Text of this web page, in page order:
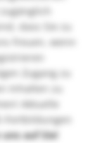
dass Sie zu
freuen, wenn
Zugang zu
Inhalten zu
Aktuelle
Fortbildungen
auf Sie!